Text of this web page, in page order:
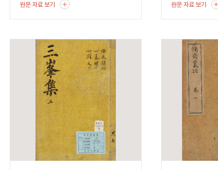
원문 자료 보기 원문 자료 보기